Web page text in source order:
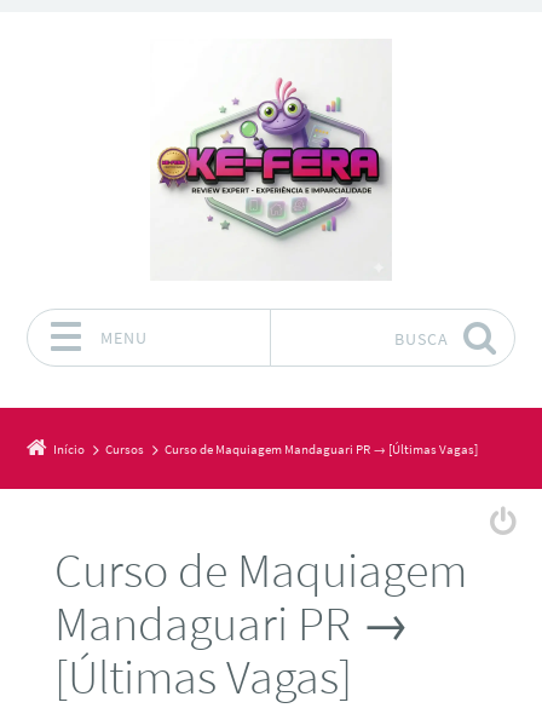
MENU BUSCA
Início Cursos Curso de Maquiagem Mandaguari PR → [Últimas Vagas]
Curso de Maquiagem
Mandaguari PR →
[Últimas Vagas]